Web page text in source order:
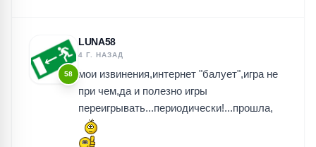
58
LUNA58
4 Г. НАЗАД
мои извинения,интернет "балует",игра не
при чем,да и полезно игры
переигрывать...периодически!...прошла,